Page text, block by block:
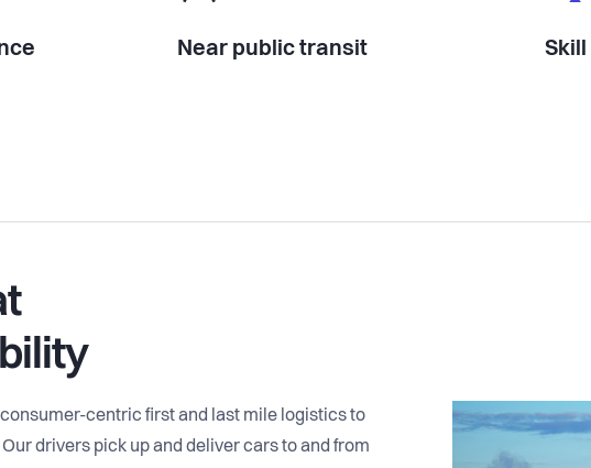
Near public transit
centric first and last mile logistics to
drivers pick up and deliver cars to and from